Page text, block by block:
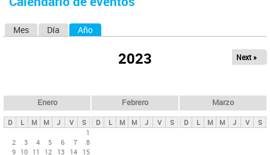
d
usted
s
p
Mes Día Año
2023 Next »
Enero
D L M M J V
S
1
2
3 4 5 6 7
8
9 10 11 12 13 14
15
Febrero
D L M M J V S
Marzo
D L M M J V S